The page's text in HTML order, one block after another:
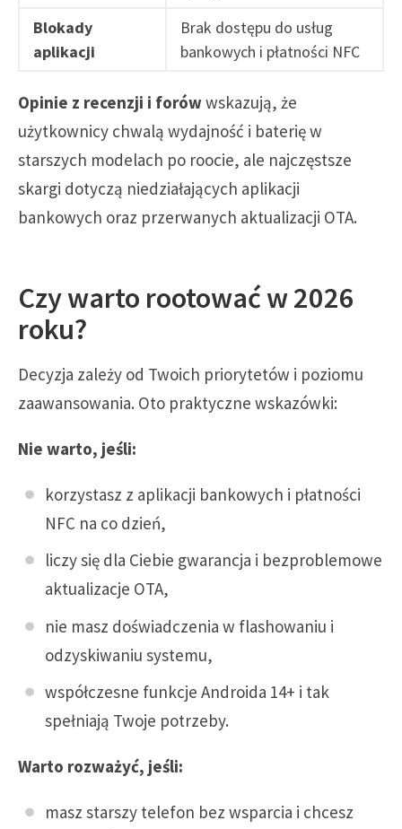
Blokady
aplikacji
Brak dostępu do usług
bankowych i płatności NFC
Opinie z recenzji i forówwskazują, że
użytkownicy chwalą wydajność i baterię w
starszych modelach po roocie, ale najczęstsze
skargi dotyczą niedziałających aplikacji
bankowych oraz przerwanych aktualizacji OTA.
Czy warto rootować w 2026
roku?
Decyzja zależy od Twoich priorytetów i poziomu
zaawansowania. Oto praktyczne wskazówki:
Nie warto, jeśli:
korzystasz z aplikacji bankowych i płatności
NFC na co dzień,
liczy się dla Ciebie gwarancja i bezproblemowe
aktualizacje OTA,
nie masz doświadczenia w flashowaniu i
odzyskiwaniu systemu,
współczesne funkcje Androida 14+ i tak
spełniają Twoje potrzeby.
Warto rozważyć, jeśli:
masz starszy telefon bez wsparcia i chcesz